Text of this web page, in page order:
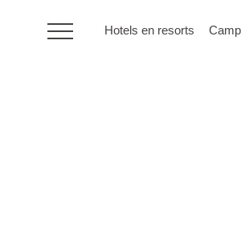
Hotels en resorts